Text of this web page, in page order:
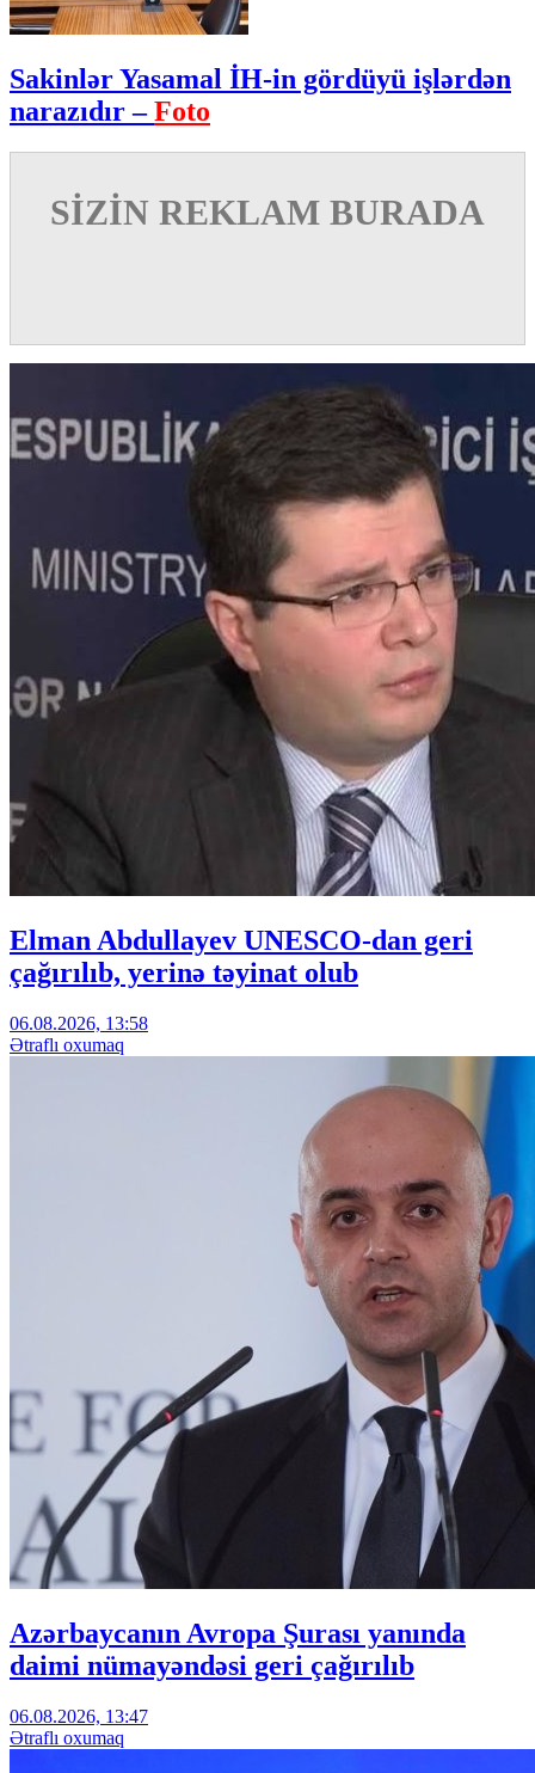
Sakinlər Yasamal İH-in gördüyü işlərdən
narazıdır –Foto
SİZİN REKLAM BURADA
Elman Abdullayev UNESCO-dan geri
çağırılıb, yerinə təyinat olub
06.08.2026, 13:58
Ətraflı oxumaq
Azərbaycanın Avropa Şurası yanında
daimi nümayəndəsi geri çağırılıb
06.08.2026, 13:47
Ətraflı oxumaq